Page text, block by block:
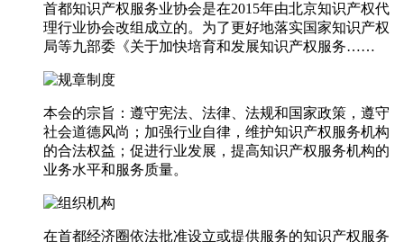
首都知识产权服务业协会是在2015年由北京知识产权代
理行业协会改组成立的。为了更好地落实国家知识产权
局等九部委《关于加快培育和发展知识产权服务……
本会的宗旨：遵守宪法、法律、法规和国家政策，遵守
社会道德风尚；加强行业自律，维护知识产权服务机构
的合法权益；促进行业发展，提高知识产权服务机构的
业务水平和服务质量。
在首都经济圈依法批准设立或提供服务的知识产权服务